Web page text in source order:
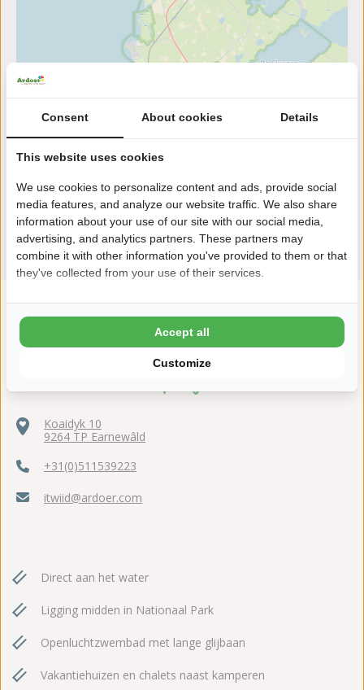
Koaidyk 10
9264 TP Earnewâld
+31(0)511539223
itwiid@ardoer.com
Direct aan het water
Ligging midden in Nationaal Park
Openluchtzwembad met lange glijbaan
Vakantiehuizen en chalets naast kamperen
Consent About cookies Details
This website uses cookies
We use cookies to personalize content and ads, provide social
media features, and analyze our website traffic. We also share
information about your use of our site with our social media,
advertising, and analytics partners. These partners may
combine it with other information you've provided to them or that
they've collected from your use of their services.
Customize
Accept all